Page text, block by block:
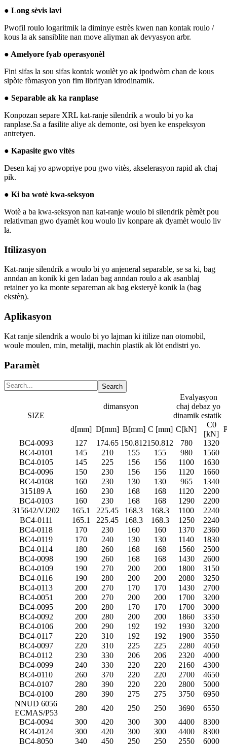
● Long sèvis lavi
Pwofil roulo logaritmik la diminye estrès kwen nan kontak roulo /
kous la ak sansiblite nan move aliyman ak devyasyon arbr.
● Amelyore fyab operasyonèl
Fini sifas la sou sifas kontak woulèt yo ak ipodwòm chan de kous
sipòte fòmasyon yon fim librifyan idrodinamik.
● Separable ak ka ranplase
Konpozan separe XRL kat-ranje silendrik a woulo bi yo ka
ranplase.Sa a fasilite aliye ak demonte, osi byen ke enspeksyon
antretyen.
● Kapasite gwo vitès
Desen kaj yo apwopriye pou gwo vitès, akselerasyon rapid ak chaj
pik.
● Ki ba wotè kwa-seksyon
Wotè a ba kwa-seksyon nan kat-ranje woulo bi silendrik pèmèt pou
relativman gwo dyamèt kou woulo liv konpare ak dyamèt woulo liv
la.
Itilizasyon
Kat-ranje silendrik a woulo bi yo anjeneral separable, se sa ki, bag
anndan an konik ki gen ladan bag anndan roulo a ak asanblaj
retainer yo ka monte separeman ak bag eksteryè konik la (bag
ekstèn).
Aplikasyon
Kat ranje silendrik a woulo bi yo lajman ki itilize nan otomobil,
woule moulen, min, metaliji, machin plastik ak lòt endistri yo.
Paramèt
SIZE
dimansyon
Evalyasyon
chaj debaz yo
dinamik estatik
d[mm] D[mm] B[mm] C [mm] C[kN]
C0
[kN]
BC4-0093
127 174.65 150.812150.812 780
1320
BC4-0101
145 210 155 155 980
1560
BC4-0105
145 225 156 156 1100
1630
BC4-0096
150 230 156 156 1120
1660
BC4-0108
160 230 130 130 965
1340
315189 A
160 230 168 168 1120
2200
BC4-0103
160 230 168 168 1290
2200
315642/VJ202
165.1 225.45 168.3 168.3 1100
2240
BC4-0111
165.1 225.45 168.3 168.3 1250
2240
BC4-0118
170 230 160 160 1370
2360
BC4-0119
170 240 130 130 1140
1830
BC4-0114
180 260 168 168 1560
2500
BC4-0098
190 260 168 168 1430
2600
BC4-0109
190 270 200 200 1800
3150
BC4-0116
190 280 200 200 2080
3250
BC4-0113
200 270 170 170 1430
2700
BC4-0051
200 270 200 200 1700
3200
BC4-0095
200 280 170 170 1700
3000
BC4-0092
200 280 200 200 1860
3350
BC4-0106
200 290 192 192 1930
3200
BC4-0117
220 310 192 192 1900
3550
BC4-0097
220 310 225 225 2280
4050
BC4-0112
230 330 206 206 2320
4000
BC4-0099
240 330 220 220 2160
4300
BC4-0110
260 370 220 220 2700
4650
BC4-0107
280 390 220 220 2800
5000
BC4-0100
280 390 275 275 3750
6950
NNUD 6056
ECMAS/P53
280 420 250 250 3690
6550
BC4-0094
300 420 300 300 4400
8300
BC4-0124
300 420 300 300 4400
8300
BC4-8050
340 450 250 250 2550
6000